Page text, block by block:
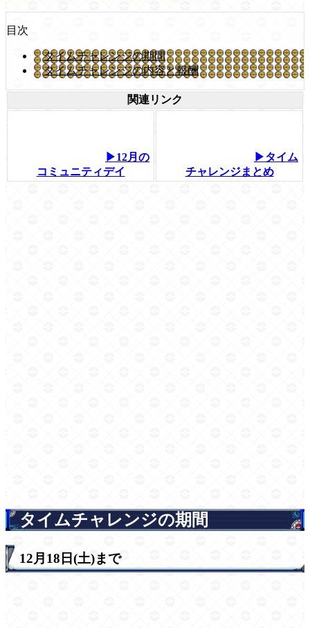
目次
タイムチャレンジの期間
タイムチャレンジの内容と報酬
関連リンク
▶12月の
コミュニティデイ
▶タイム
チャレンジまとめ
タイムチャレンジの期間
12月18日(土)まで